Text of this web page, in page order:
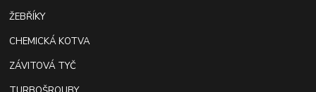
ŽEBŘÍKY
CHEMICKÁ KOTVA
ZÁVITOVÁ TYČ